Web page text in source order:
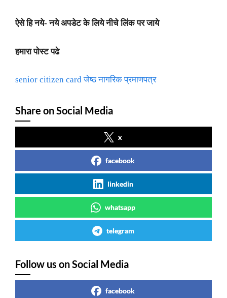
ऐसे हि नये- नये अपडेट के लिये नीचे लिंक पर जाये
हमारा पोस्ट पढे
senior citizen card जेष्ठ नागरिक प्रमाणपत्र
Share on Social Media
x
facebook
linkedin
whatsapp
telegram
Follow us on Social Media
facebook